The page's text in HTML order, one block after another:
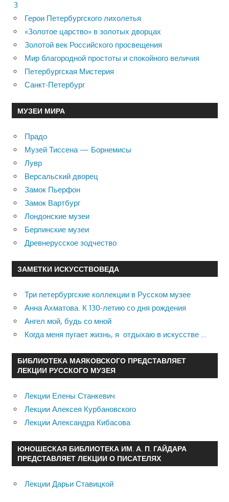
3
Герои Петербургского лихолетья
«Золотое царство» в золотых дворцах
Золотой век Российского просвещения
Мир благородной простоты и спокойного величия
Петербургская Мистерия
Санкт-Петербург
МУЗЕИ МИРА
Прадо
Музей Тиссена — Борнемисы
Лувр
Версальский дворец
Замок Пьерфон
Замок Вартбург
Лондонские музеи
Берлинские музеи
Древнерусское зодчество
ЗАМЕТКИ ИСКУССТВОВЕДА
Три петербургские коллекции в Русском музее
Анна Ахматова. К 130-летию со дня рождения
Ангел мой, будь со мной
Когда меня пугает жизнь, я отдыхаю в искусстве …
БИБЛИОТЕКА МАЯКОВСКОГО ПРЕДСТАВЛЯЕТ
ЛЕКЦИИ РУССКОГО МУЗЕЯ
Лекции Елены Станкевич
Лекции Алексея Курбановского
Лекции Александра Кибасова
ЮНОШЕСКАЯ БИБЛИОТЕКА ИМ. А. П. ГАЙДАРА
ПРЕДСТАВЛЯЕТ ЛЕКЦИИ О ПИСАТЕЛЯХ
Лекции Дарьи Ставицкой